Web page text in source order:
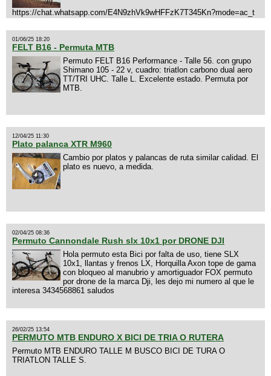
https://chat.whatsapp.com/E4N9zhVk9wHFFzK7T345Kn?mode=ac_t
01/06/25 18:20
FELT B16 - Permuta MTB
Permuto FELT B16 Performance - Talle 56. con grupo
Shimano 105 - 22 v, cuadro: triatlon carbono dual aero
TT/TRI UHC. Talle L. Excelente estado. Permuta por
MTB.
12/04/25 11:30
Plato palanca XTR M960
Cambio por platos y palancas de ruta similar calidad. El
plato es nuevo, a medida.
02/04/25 08:36
Permuto Cannondale Rush slx 10x1 por DRONE DJI
Hola permuto esta Bici por falta de uso, tiene SLX
10x1, llantas y frenos LX, Horquilla Axon tope de gama
con bloqueo al manubrio y amortiguador FOX permuto
por drone de la marca Dji, les dejo mi numero al que le
interesa 3434568861 saludos
26/02/25 13:54
PERMUTO MTB ENDURO X BICI DE TRIA O RUTERA
Permuto MTB ENDURO TALLE M BUSCO BICI DE TURA O
TRIATLON TALLE S.